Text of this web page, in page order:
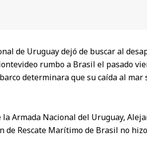
de Uruguay dejó de buscar al
rumbo a Brasil el pasado
determinara que su caída al mar
Armada Nacional del Uruguay,
de Rescate Marítimo de Brasil no